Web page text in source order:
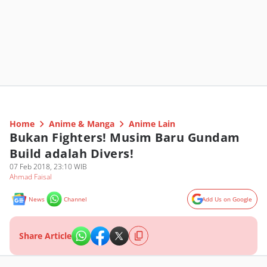
Home Anime & Manga Anime Lain
Bukan Fighters! Musim Baru Gundam
Build adalah Divers!
07 Feb 2018, 23:10 WIB
Ahmad Faisal
News Channel Add Us on Google
Share Article